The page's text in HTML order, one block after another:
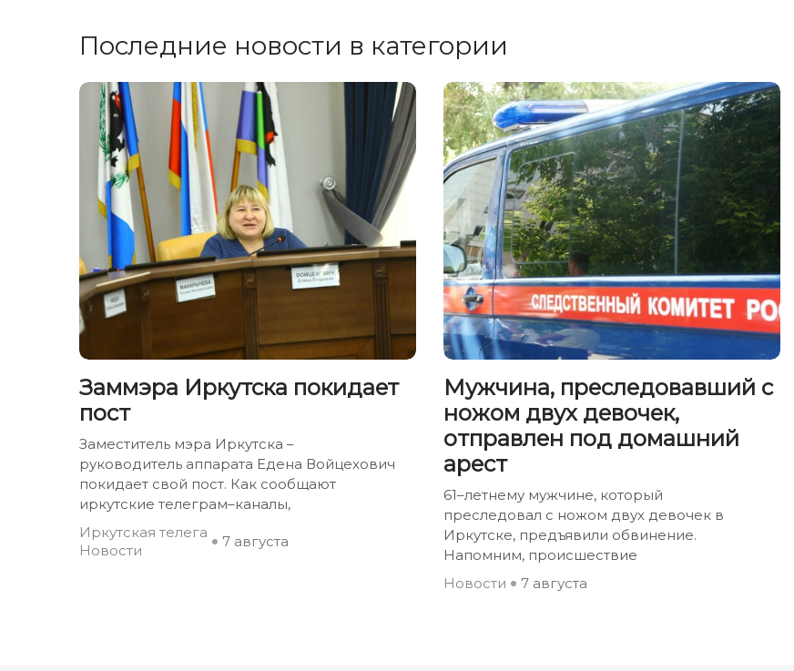
Последние новости в категории
Заммэра Иркутска покидает
пост
Заместитель мэра Иркутска –
руководитель аппарата Едена Войцехович
покидает свой пост. Как сообщают
иркутские телеграм–каналы,
Иркутская телега
Новости
7 августа
Мужчина, преследовавший с
ножом двух девочек,
отправлен под домашний
арест
61–летнему мужчине, который
преследовал с ножом двух девочек в
Иркутске, предъявили обвинение.
Напомним, происшествие
Новости
7 августа